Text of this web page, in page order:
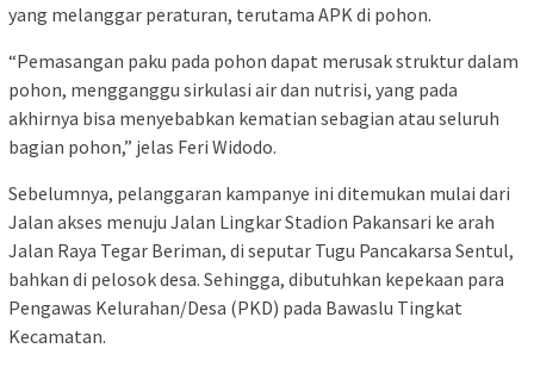
yang melanggar peraturan, terutama APK di pohon.
“Pemasangan paku pada pohon dapat merusak struktur dalam
pohon, mengganggu sirkulasi air dan nutrisi, yang pada
akhirnya bisa menyebabkan kematian sebagian atau seluruh
bagian pohon,” jelas Feri Widodo.
Sebelumnya, pelanggaran kampanye ini ditemukan mulai dari
Jalan akses menuju Jalan Lingkar Stadion Pakansari ke arah
Jalan Raya Tegar Beriman, di seputar Tugu Pancakarsa Sentul,
bahkan di pelosok desa. Sehingga, dibutuhkan kepekaan para
Pengawas Kelurahan/Desa (PKD) pada Bawaslu Tingkat
Kecamatan.